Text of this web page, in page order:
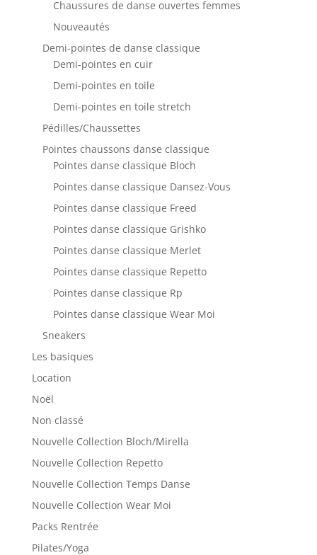
Chaussures de danse ouvertes femmes
Nouveautés
Demi-pointes de danse classique
Demi-pointes en cuir
Demi-pointes en toile
Demi-pointes en toile stretch
Pédilles/Chaussettes
Pointes chaussons danse classique
Pointes danse classique Bloch
Pointes danse classique Dansez-Vous
Pointes danse classique Freed
Pointes danse classique Grishko
Pointes danse classique Merlet
Pointes danse classique Repetto
Pointes danse classique Rp
Pointes danse classique Wear Moi
Sneakers
Les basiques
Location
Noël
Non classé
Nouvelle Collection Bloch/Mirella
Nouvelle Collection Repetto
Nouvelle Collection Temps Danse
Nouvelle Collection Wear Moi
Packs Rentrée
Pilates/Yoga